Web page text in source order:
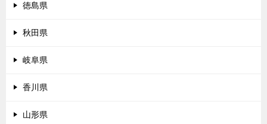
徳島県
秋田県
岐阜県
香川県
山形県